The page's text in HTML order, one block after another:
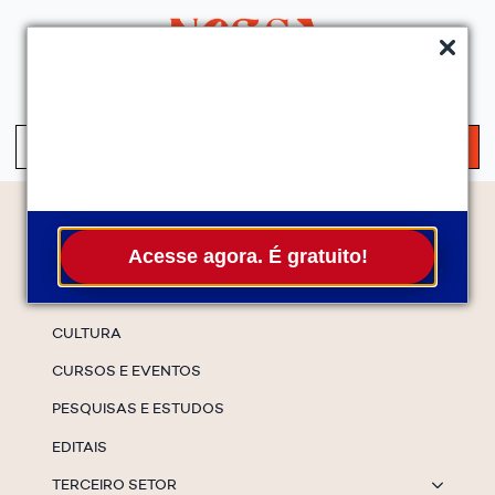
Acesse agora. É gratuito!
Temas
CULTURA
CURSOS E EVENTOS
PESQUISAS E ESTUDOS
EDITAIS
TERCEIRO SETOR